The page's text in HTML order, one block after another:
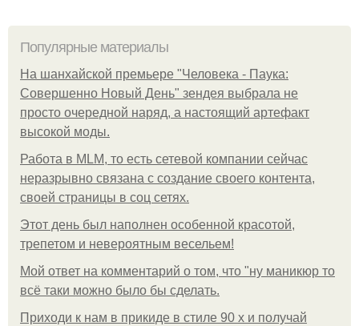
Популярные материалы
На шанхайской премьере "Человека - Паука:
Совершенно Новый День" зендея выбрала не
просто очередной наряд, а настоящий артефакт
высокой моды.
Работа в MLM, то есть сетевой компании сейчас
неразрывно связана с создание своего контента,
своей страницы в соц сетях.
Этот день был наполнен особенной красотой,
трепетом и невероятным весельем!
Мой ответ на комментарий о том, что "ну маникюр то
всё таки можно было бы сделать.
Приходи к нам в прикиде в стиле 90 х и получай